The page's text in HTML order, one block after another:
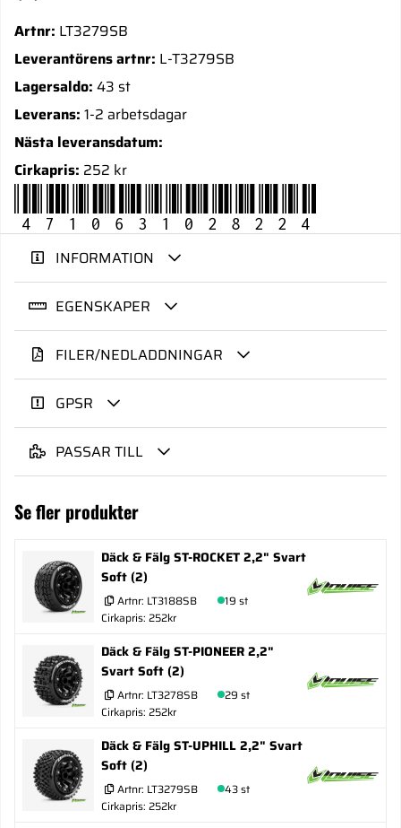
Artnr: LT3279SB
Leverantörens artnr: L-T3279SB
Lagersaldo: 43 st
Leverans: 1-2 arbetsdagar
Nästa leveransdatum:
Cirkapris: 252 kr
4710631028224
INFORMATION
EGENSKAPER
FILER/NEDLADDNINGAR
GPSR
PASSAR TILL
Se fler produkter
Däck & Fälg ST-ROCKET 2,2" Svart
Soft (2)
Artnr: LT3188SB
19 st
Cirkapris: 252kr
Däck & Fälg ST-PIONEER 2,2"
Svart Soft (2)
Artnr: LT3278SB
29 st
Cirkapris: 252kr
Däck & Fälg ST-UPHILL 2,2" Svart
Soft (2)
Artnr: LT3279SB
43 st
Cirkapris: 252kr